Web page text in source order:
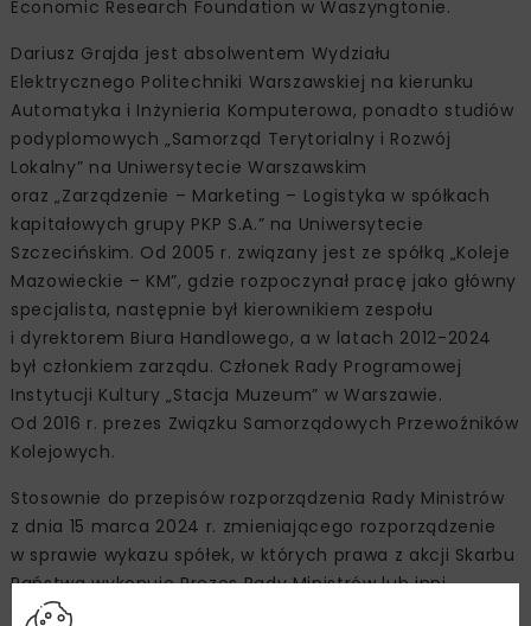
Economic Research Foundation w Waszyngtonie.
Dariusz Grajda jest absolwentem Wydziału
Elektrycznego Politechniki Warszawskiej na kierunku
Automatyka i Inżynieria Komputerowa, ponadto studiów
podyplomowych „Samorząd Terytorialny i Rozwój
Lokalny” na Uniwersytecie Warszawskim
oraz „Zarządzenie – Marketing – Logistyka w spółkach
kapitałowych grupy PKP S.A.” na Uniwersytecie
Szczecińskim. Od 2005 r. związany jest ze spółką „Koleje
Mazowieckie – KM”, gdzie rozpoczynał pracę jako główny
specjalista, następnie był kierownikiem zespołu
i dyrektorem Biura Handlowego, a w latach 2012-2024
był członkiem zarządu. Członek Rady Programowej
Instytucji Kultury „Stacja Muzeum” w Warszawie.
Od 2016 r. prezes Związku Samorządowych Przewoźników
Kolejowych.
Stosownie do przepisów rozporządzenia Rady Ministrów
z dnia 15 marca 2024 r. zmieniającego rozporządzenie
w sprawie wykazu spółek, w których prawa z akcji Skarbu
Państwa wykonuje Prezes Rady Ministrów lub inni
członkowie Rady Ministrów, pełnomocnicy Rządu lub